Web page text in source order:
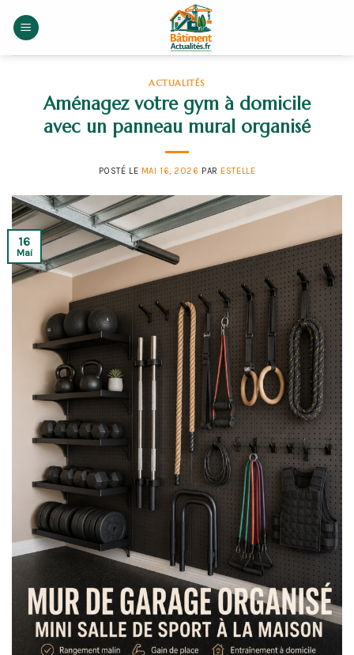
ACTUALITÉS
Aménagez votre gym à domicile
avec un panneau mural organisé
POSTÉ LE MAI 16, 2026 PAR ESTELLE
16
Mai